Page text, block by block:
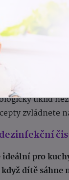
Přírodní bělidlo,
čištění kovů,
vůni.
pro
úklid
zvládnete
pro
dítě sáhne